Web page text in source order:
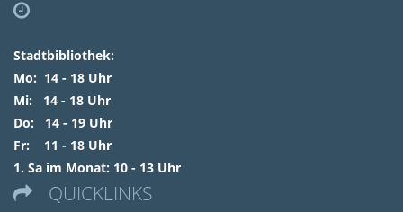

Stadtbibliothek:
Mo: 14 - 18 Uhr
Mi: 14 - 18 Uhr
Do: 14 - 19 Uhr
Fr: 11 - 18 Uhr
1. Sa im Monat: 10 - 13 Uhr
 QUICKLINKS